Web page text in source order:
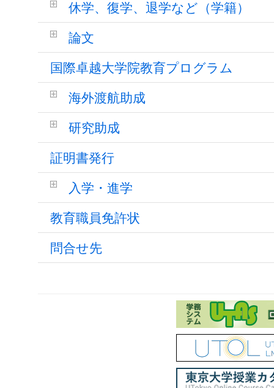
休学、復学、退学など（学籍）
論文
国際卓越大学院教育プログラム
海外渡航助成
研究助成
証明書発行
入学・進学
教育職員免許状
問合せ先